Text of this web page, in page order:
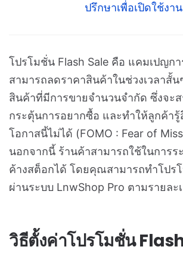
ปรึกษาเพื่อเปิดใช้งาน
โปรโมชั่น Flash Sale คือ แคมเปญก
สามารถลดราคาสินค้าในช่วงเวลาสั้น
สินค้าที่มีการขายจำนวนจำกัด ซึ่งจะ
กระตุ้นการอยากซื้อ และทำให้ลูกค้า
โอกาสนี้ไม่ได้ (FOMO : Fear of
นอกจากนี้ ร้านค้าสามารถใช้ในการ
ค้างสต็อกได้ โดยคุณสามารถทำโปร
ผ่านระบบ LnwShop Pro ตามรายละ
วิธีตั้งค่าโปรโมชั่น